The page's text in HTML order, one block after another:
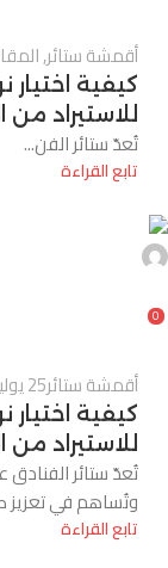
أقمشة ستائر,
كيفية اختيار
للاستيراد من
تُعدّ ستائر الفن...
تابع القراءة
0
أقمشة ستائر25 يوليو 2024
كيفية اختيار
للاستيراد من
تُعدّ ستائر الفنادق
وتُساهم في تعزيز
تابع القراءة